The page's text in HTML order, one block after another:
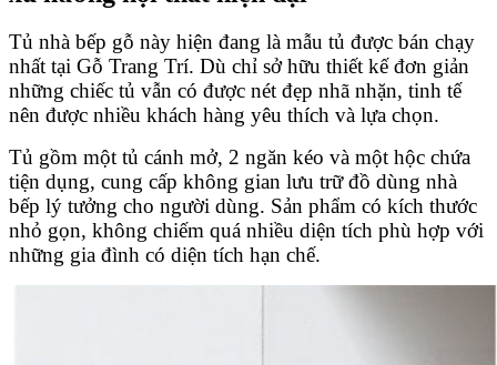
Tủ nhà bếp gỗ này hiện đang là mẫu tủ được bán chạy
nhất tại Gỗ Trang Trí. Dù chỉ sở hữu thiết kế đơn giản
những chiếc tủ vẫn có được nét đẹp nhã nhặn, tinh tế
nên được nhiều khách hàng yêu thích và lựa chọn.
Tủ gồm một tủ cánh mở, 2 ngăn kéo và một hộc chứa
tiện dụng, cung cấp không gian lưu trữ đồ dùng nhà
bếp lý tưởng cho người dùng. Sản phẩm có kích thước
nhỏ gọn, không chiếm quá nhiều diện tích phù hợp với
những gia đình có diện tích hạn chế.